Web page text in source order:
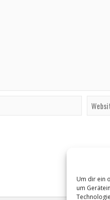
Um dir ein
um